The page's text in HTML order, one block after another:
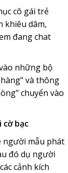
cô gái trẻ
khiêu dâm,
đang chat
những bộ
và thông
chuyển vào
cờ bạc
người mẫu phát
đó dụ người
cảnh kích